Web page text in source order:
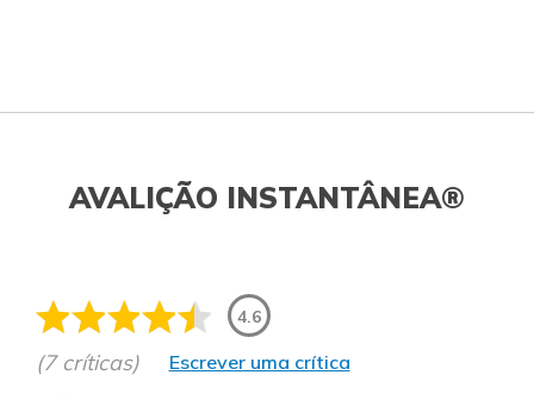
AVALIÇÃO INSTANTÂNEA®
4.6
(7 críticas) Escrever uma crítica